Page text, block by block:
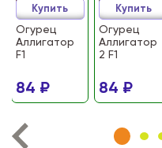
Огурец
Аллигатор
F1
84 ₽
Купить
Огурец
Аллигатор
2 F1
84 ₽
Купить